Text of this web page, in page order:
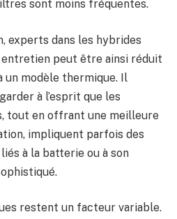
sont moins fréquentes.
experts dans les hybrides
entretien peut être ainsi réduit
un modèle thermique. Il
à l’esprit que les
tout en offrant une meilleure
impliquent parfois des
à la batterie ou à son
restent un facteur variable.